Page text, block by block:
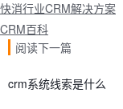
快消行业CRM解决方案
CRM百科
阅读下一篇
crm系统线索是什么